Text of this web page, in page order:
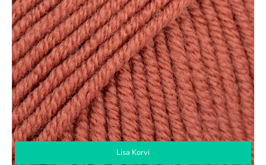
Lisa Korvi